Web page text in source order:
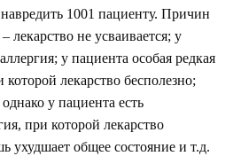
1001 пациенту. Причин
лекарство не усваивается; у
у пациента особая редкая
лекарство бесполезно;
у пациента есть
при которой лекарство
ухудшает общее состояние и т.д.